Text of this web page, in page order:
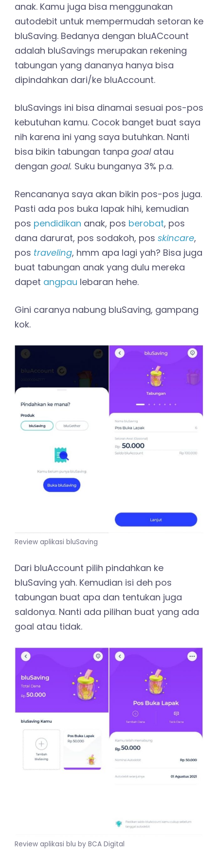
anak. Kamu juga bisa menggunakan
autodebit untuk mempermudah setoran ke
bluSaving. Bedanya dengan bluACcount
adalah bluSavings merupakan rekening
tabungan yang dananya hanya bisa
dipindahkan dari/ke bluAccount.
bluSavings ini bisa dinamai sesuai pos-pos
kebutuhan kamu. Cocok banget buat saya
nih karena ini yang saya butuhkan. Nanti
bisa bikin tabungan tanpa goalatau
dengan goal. Suku bunganya 3% p.a.
Rencananya saya akan bikin pos-pos juga.
Pasti ada pos buka lapak hihi, kemudian
pos pendidikan anak, pos berobat, pos
dana darurat, pos sodakoh, pos skincare,
pos traveling, hmm apa lagi yah? Bisa juga
buat tabungan anak yang dulu mereka
dapet angpau lebaran hehe.
Gini caranya nabung bluSaving, gampang
kok.
Review aplikasi bluSaving
Dari bluAccount pilih pindahkan ke
bluSaving yah. Kemudian isi deh pos
tabungan buat apa dan tentukan juga
saldonya. Nanti ada pilihan buat yang ada
goal atau tidak.
Review aplikasi blu by BCA Digital